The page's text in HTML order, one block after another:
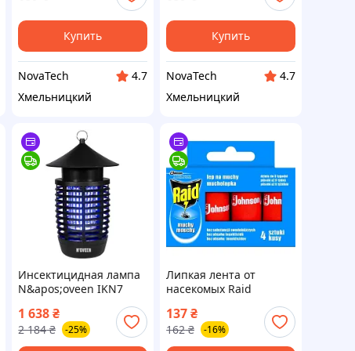
Купить
NovaTech
4.7
Хмельницкий
Купить
NovaTech
4.7
Хмельницкий
Инсектицидная лампа
N&apos;oveen IKN7
1 638₴
2 184 ₴ -25%
Липкая лента от
насекомых Raid
Essentials От мух 4 шт.
(4000290001608)
137₴
162 ₴ -16%